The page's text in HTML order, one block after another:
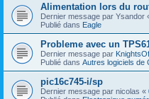
Alimentation lors du
Dernier message par Ysandor
Publié dans Eagle
Probleme avec un
Dernier message par
Publié dans Autres logiciels de
pic16c745-i/sp
Dernier message par nicolas «